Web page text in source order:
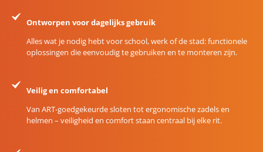
Ontworpen voor dagelijks gebruik
Alles wat je nodig hebt voor school, werk of de stad: functionele
oplossingen die eenvoudig te gebruiken en te monteren zijn.
Veilig en comfortabel
Van ART-goedgekeurde sloten tot ergonomische zadels en
helmen – veiligheid en comfort staan centraal bij elke rit.